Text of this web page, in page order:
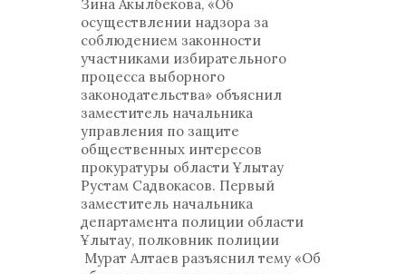
Зина Акылбекова, «Об
осуществлении надзора за
соблюдением законности
участниками избирательного
процесса выборного
законодательства» объяснил
заместитель начальника
управления по защите
общественных интересов
прокуратуры области Ұлытау
Рустам Садвокасов. Первый
заместитель начальника
департамента полиции области
Ұлытау, полковник полиции
Мурат Алтаев разъяснил тему «Об